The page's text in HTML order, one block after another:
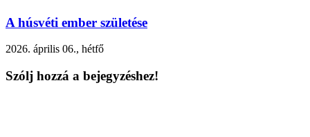
A húsvéti ember születése
2026. április 06., hétfő
Szólj hozzá a bejegyzéshez!